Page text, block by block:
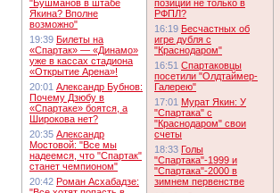
"Бушманов в штабе
Якина? Вполне
возможно"
19:39 Билеты на
«Спартак» — «Динамо»
уже в кассах стадиона
«Открытие Арена»!
20:01 Александр Бубнов:
Почему Дзюбу в
«Спартаке» боятся, а
Широкова нет?
20:35 Александр
Мостовой: "Все мы
надеемся, что "Спартак"
станет чемпионом"
20:42 Роман Асхабадзе:
позиции не только в
РФПЛ?
16:19 Бесчастных об
игре дубля с
"Краснодаром"
16:51 Спартаковцы
посетили "Олдтаймер-
Галерею"
17:01 Мурат Якин: У
"Спартака" с
"Краснодаром" свои
счеты
18:33 Голы
"Спартака"-1999 и
"Спартака"-2000 в
зимнем первенстве